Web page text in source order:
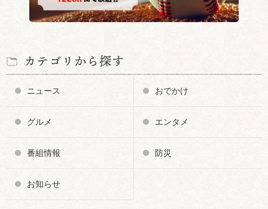
カテゴリから探す
ニュース おでかけ
グルメ エンタメ
番組情報 防災
お知らせ